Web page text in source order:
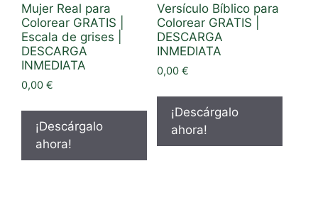
Mujer Real para
Colorear GRATIS |
Escala de grises |
DESCARGA
INMEDIATA
0,00 €
¡Descárgalo
ahora!
Versículo Bíblico para
Colorear GRATIS |
DESCARGA
INMEDIATA
0,00€
¡Descárgalo
ahora!